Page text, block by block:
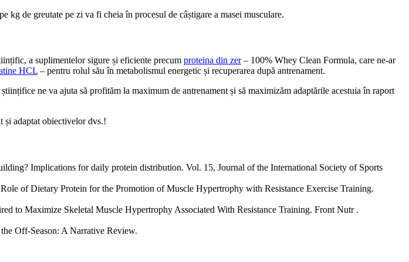
kg de greutate pe zi va fi cheia în procesul de câștigare a masei musculare.
a suplimentelor sigure și eficiente precum proteina din zer– 100% Whey Clean Formula, care ne-ar
HCL – pentru rolul său în metabolismul energetic și recuperarea după antrenament.
ne va ajuta să profităm la maximum de antrenament și să maximizăm adaptările acestuia în raport
și adaptat obiectivelor dvs.!
Implications for daily protein distribution. Vol. 15, Journal of the International Society of Sports
of Dietary Protein for the Promotion of Muscle Hypertrophy with Resistance Exercise Training.
to Maximize Skeletal Muscle Hypertrophy Associated With Resistance Training. Front Nutr .
Off-Season: A Narrative Review.